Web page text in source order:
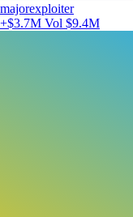
majorexploiter
+$3.7M Vol $9.4M